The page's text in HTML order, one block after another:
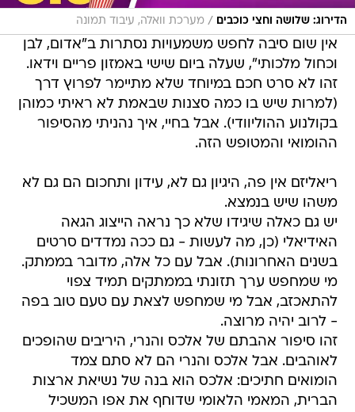
הדירוג: שלושה וחצי כוכבים / מערכת וואלה, עיבוד תמונה
אין שום סיבה לחפש משמעויות נסתרות ב"אדום, לבן
וכחול מלכותי", שעלה ביום שישי באמזון פריים וידאו.
זהו לא סרט חכם במיוחד שלא מתיימר לפרוץ דרך
(למרות שיש בו כמה סצנות שבאמת לא ראיתי כמוהן
בקולנוע ההוליוודי). אבל בחיי, איך נהניתי מהסיפור
ההומואי והמטופש הזה.
ריאליזם אין פה, היגיון גם לא, עידון ותחכום הם גם לא
משהו שיש בנמצא.
יש גם כאלה שיגידו שלא כך נראה הייצוג הגאה
האידיאלי (כן, מה לעשות - גם ככה נמדדים סרטים
בשנים האחרונות). אבל עם כל אלה, מדובר בממתק.
מי שמחפש ערך תזונתי בממתקים תמיד צפוי
להתאכזב, אבל מי שמחפש לצאת עם טעם טוב בפה
- לרוב יהיה מרוצה.
זהו סיפור אהבתם של אלכס והנרי, היריבים שהופכים
לאוהבים. אבל אלכס והנרי הם לא סתם צמד
הומואים חתיכים: אלכס הוא בנה של נשיאת ארצות
הברית, המאמי הלאומי שדוחף את אפו המשכיל